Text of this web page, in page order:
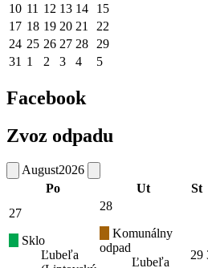
10 11 12 13 14 15
17 18 19 20 21 22
24 25 26 27 28 29
31 1 2 3 4 5
Facebook
Zvoz odpadu
August2026
Po
Ut St
27
Sklo
Ľubeľa
28
Komunálny
odpad
Ľubeľa
29